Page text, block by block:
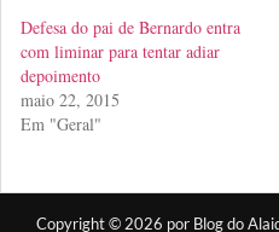
Defesa do pai de Bernardo entra
com liminar para tentar adiar
depoimento
maio 22, 2015
Em "Geral"
Copyright © 2026 por Blog do